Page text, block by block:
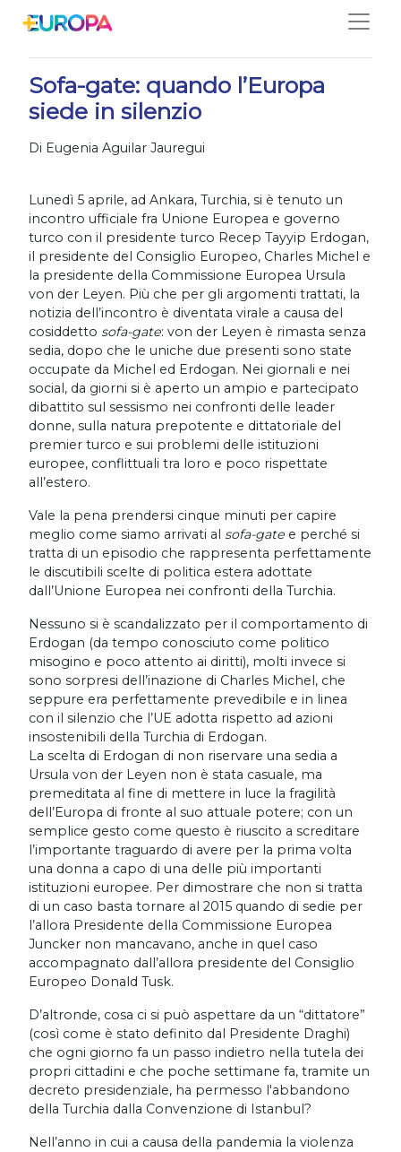
14/04/2021
Sofa-gate: quando l’Europa
siede in silenzio
Di Eugenia Aguilar Jauregui
Lunedì 5 aprile, ad Ankara, Turchia, si è tenuto un
incontro ufficiale fra Unione Europea e governo
turco con il presidente turco Recep Tayyip Erdogan,
il presidente del Consiglio Europeo, Charles Michel e
la presidente della Commissione Europea Ursula
von der Leyen. Più che per gli argomenti trattati, la
notizia dell’incontro è diventata virale a causa del
cosiddetto sofa-gate: von der Leyen è rimasta senza
sedia, dopo che le uniche due presenti sono state
occupate da Michel ed Erdogan. Nei giornali e nei
social, da giorni si è aperto un ampio e partecipato
dibattito sul sessismo nei confronti delle leader
donne, sulla natura prepotente e dittatoriale del
premier turco e sui problemi delle istituzioni
europee, conflittuali tra loro e poco rispettate
all’estero.
Vale la pena prendersi cinque minuti per capire
meglio come siamo arrivati al sofa-gate e perché si
tratta di un episodio che rappresenta perfettamente
le discutibili scelte di politica estera adottate
dall’Unione Europea nei confronti della Turchia.
Nessuno si è scandalizzato per il comportamento di
Erdogan (da tempo conosciuto come politico
misogino e poco attento ai diritti), molti invece si
sono sorpresi dell’inazione di Charles Michel, che
seppure era perfettamente prevedibile e in linea
con il silenzio che l’UE adotta rispetto ad azioni
insostenibili della Turchia di Erdogan.
La scelta di Erdogan di non riservare una sedia a
Ursula von der Leyen non è stata casuale, ma
premeditata al fine di mettere in luce la fragilità
dell’Europa di fronte al suo attuale potere; con un
semplice gesto come questo è riuscito a screditare
l’importante traguardo di avere per la prima volta
una donna a capo di una delle più importanti
istituzioni europee. Per dimostrare che non si tratta
di un caso basta tornare al 2015 quando di sedie per
l’allora Presidente della Commissione Europea
Juncker non mancavano, anche in quel caso
accompagnato dall’allora presidente del Consiglio
Europeo Donald Tusk.
D’altronde, cosa ci si può aspettare da un “dittatore”
(così come è stato definito dal Presidente Draghi)
che ogni giorno fa un passo indietro nella tutela dei
propri cittadini e che poche settimane fa, tramite un
decreto presidenziale, ha permesso l'abbandono
della Turchia dalla Convenzione di Istanbul?
Nell’anno in cui a causa della pandemia la violenza